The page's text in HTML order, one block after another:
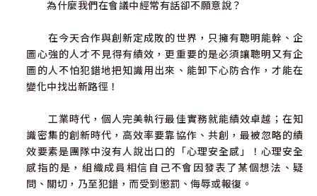
為什麼我們在會議中經常有話卻不願意說？
在今天合作與創新定成敗的世界，只擁有聰明能幹、企
圖心強的人才不見得有績效，更重要的是必須讓聰明又有企
圖的人不怕犯錯地把知識用出來、能卸下心防合作，才能在
變化中找出新路徑！
工業時代，個人完美執行最佳實務就能績效卓越；在知
識密集的創新時代，高效率要靠協作、共創，最被忽略的績
效要素是團隊中沒有人說出口的「心理安全感」！心理安全
感指的是，組織成員相信自己不會因發表了某個想法、疑
問、關切，乃至犯錯，而受到懲罰、侮辱或報復。